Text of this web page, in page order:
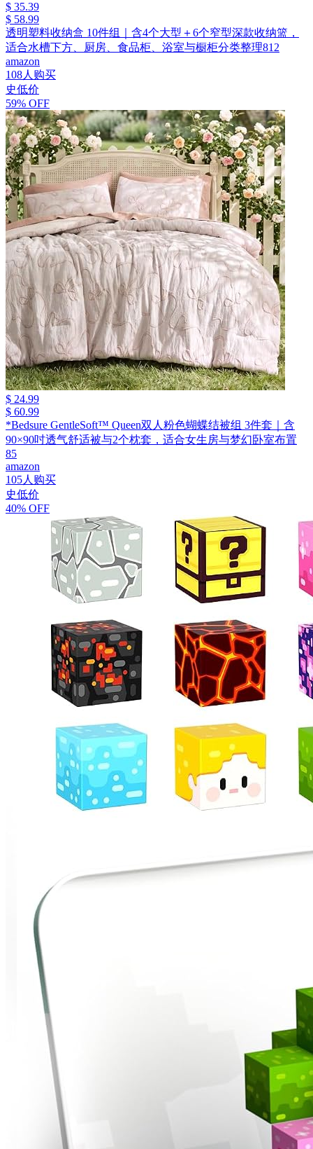
$ 35.39
$ 58.99
透明塑料收纳盒 10件组｜含4个大型＋6个窄型深款收纳篮，
适合水槽下方、厨房、食品柜、浴室与橱柜分类整理812
amazon
108人购买
史低价
59% OFF
$ 24.99
$ 60.99
*Bedsure GentleSoft™ Queen双人粉色蝴蝶结被组 3件套｜含
90×90吋透气舒适被与2个枕套，适合女生房与梦幻卧室布置
85
amazon
105人购买
史低价
40% OFF